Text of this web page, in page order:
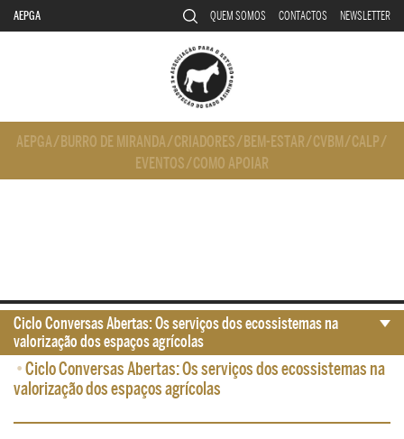
AEPGA QUEM SOMOS CONTACTOS NEWSLETTER
AEPGA/ BURRO DE MIRANDA/CRIADORES/ BEM-ESTAR/CVBM/CALP/
EVENTOS/COMO APOIAR
•Ciclo Conversas Abertas: Os serviços dos ecossistemas na
valorização dos espaços agrícolas
Ciclo Conversas Abertas: Os serviços dos ecossistemas na
valorização dos espaços agrícolas